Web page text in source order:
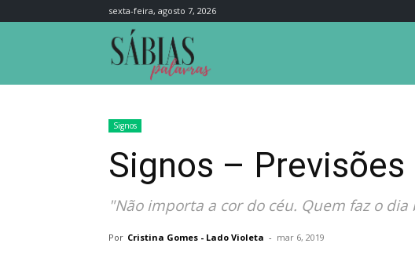
sexta-feira, agosto 7, 2026
Signos
Signos – Previsões
"Não importa a cor do céu. Quem faz o dia
Por Cristina Gomes - Lado Violeta - mar 6, 2019